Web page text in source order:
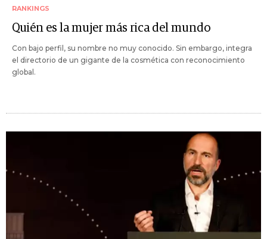
RANKINGS
Quién es la mujer más rica del mundo
Con bajo perfil, su nombre no muy conocido. Sin embargo, integra
el directorio de un gigante de la cosmética con reconocimiento
global.